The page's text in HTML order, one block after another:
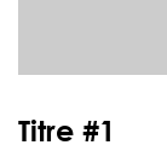
Titre #1